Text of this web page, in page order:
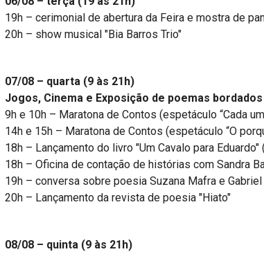
19h – cerimonial de abertura da Feira e mostra de
20h – show musical "Bia Barros Trio"
07/08 – quarta (9 às 21h)
Jogos, Cinema e Exposição de poemas bordados
9h e 10h – Maratona de Contos (espetáculo “Cada
14h e 15h – Maratona de Contos (espetáculo “O
18h – Lançamento do livro "Um Cavalo para
18h – Oficina de contação de histórias com Sandra
19h – conversa sobre poesia Suzana Mafra e Gabriel
20h – Lançamento da revista de poesia "Hiato"
08/08 – quinta (9 às 21h)